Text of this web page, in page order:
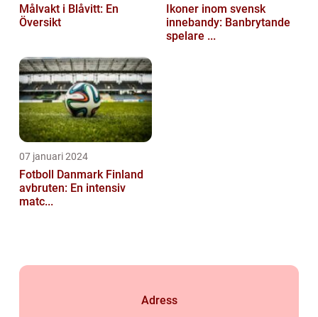
Målvakt i Blåvitt: En
Översikt
Ikoner inom svensk
innebandy: Banbrytande
spelare ...
07 januari 2024
Fotboll Danmark Finland
avbruten: En intensiv
matc...
Adress